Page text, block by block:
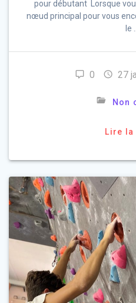
pour débutant Lorsque
nœud principal pour vous
le …
0 27
Non
Lire la